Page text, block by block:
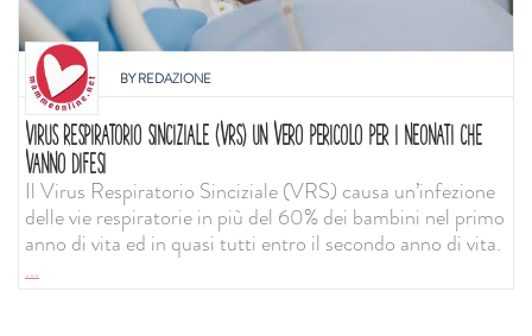
BYREDAZIONE
VIRUS RESPIRATORIO SINCIZIALE (VRS) UN VERO PERICOLO PER I NEONATI CHE
VANNO DIFESI
Il Virus Respiratorio Sinciziale (VRS) causa un’infezione
delle vie respiratorie in più del 60% dei bambini nel primo
anno di vita ed in quasi tutti entro il secondo anno di vita.
...